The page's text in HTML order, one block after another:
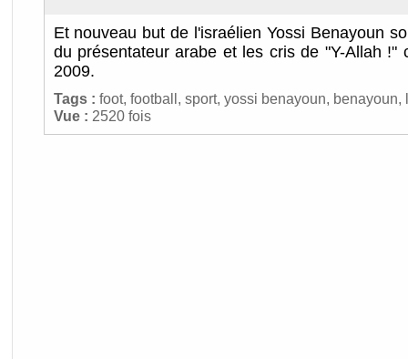
Et nouveau but de l'israélien Yossi Benayoun
du présentateur arabe et les cris de "Y-Allah !"
2009.
Tags : foot, football, sport, yossi benayoun, benayoun,
Vue : 2520 fois